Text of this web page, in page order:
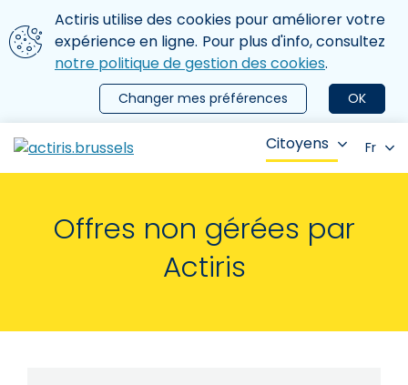
Aller au contenu principal
Nous utilisons des cookies
Actiris utilise des cookies pour améliorer votre
expérience en ligne. Pour plus d'info, consultez
notre politique de gestion des cookies.
OK
Changer mes préférences
le menu
Citoyens Fr
Offres non gérées par
Actiris